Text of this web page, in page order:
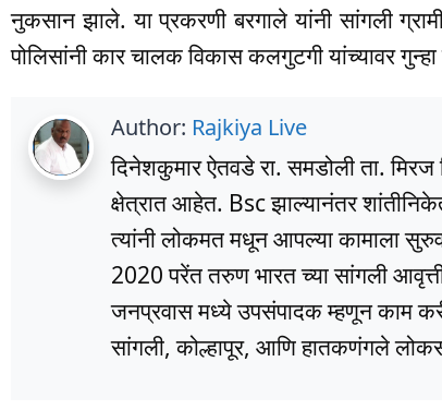
नुकसान झाले. या प्रकरणी बरगाले यांनी सांगली
पोलिसांनी कार चालक विकास कलगुटगी यांच्यावर
Author: Rajkiya Live
दिनेशकुमार ऐतवडे रा. समडोली ता. मिरज
क्षेत्रात आहेत. Bsc झाल्यानंतर
त्यांनी लोकमत मधून आपल्या कामाला
2020 परेंत तरुण भारत च्या सांगली
जनप्रवास मध्ये उपसंपादक म्हणून काम
सांगली, कोल्हापूर, आणि हातकणंगले